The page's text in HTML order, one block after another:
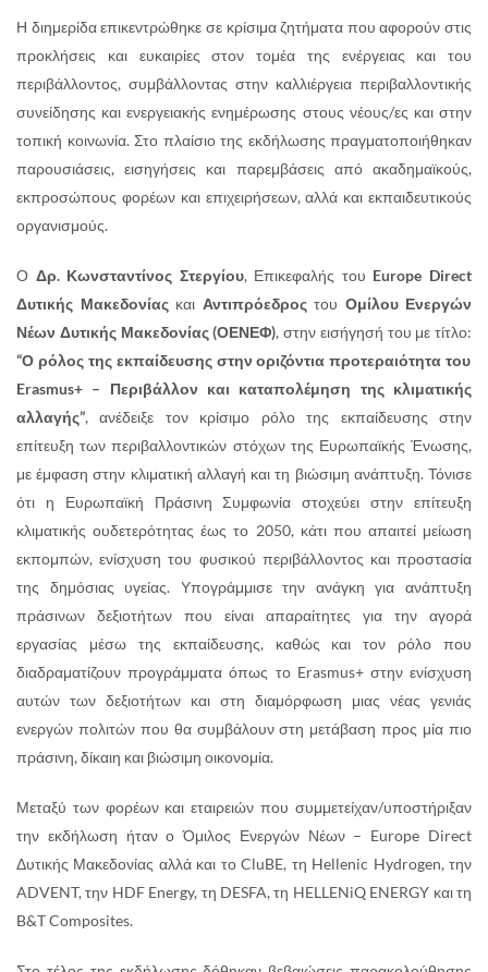
Η διημερίδα επικεντρώθηκε σε κρίσιμα ζητήματα που αφορούν στις
προκλήσεις και ευκαιρίες στον τομέα της ενέργειας και του
περιβάλλοντος, συμβάλλοντας στην καλλιέργεια περιβαλλοντικής
συνείδησης και ενεργειακής ενημέρωσης στους νέους/ες και στην
τοπική κοινωνία. Στο πλαίσιο της εκδήλωσης πραγματοποιήθηκαν
παρουσιάσεις, εισηγήσεις και παρεμβάσεις από ακαδημαϊκούς,
εκπροσώπους φορέων και επιχειρήσεων, αλλά και εκπαιδευτικούς
οργανισμούς.
Ο Δρ. Κωνσταντίνος Στεργίου, Επικεφαλής του Europe Direct
Δυτικής Μακεδονίαςκαι Αντιπρόεδροςτου Ομίλου Ενεργών
Νέων Δυτικής Μακεδονίας (ΟΕΝΕΦ), στην εισήγησή του με τίτλο:
“Ο ρόλος της εκπαίδευσης στην οριζόντια προτεραιότητα του
Erasmus+ – Περιβάλλον και καταπολέμηση της κλιματικής
αλλαγής”, ανέδειξε τον κρίσιμο ρόλο της εκπαίδευσης στην
επίτευξη των περιβαλλοντικών στόχων της Ευρωπαϊκής Ένωσης,
με έμφαση στην κλιματική αλλαγή και τη βιώσιμη ανάπτυξη. Τόνισε
ότι η Ευρωπαϊκή Πράσινη Συμφωνία στοχεύει στην επίτευξη
κλιματικής ουδετερότητας έως το 2050, κάτι που απαιτεί μείωση
εκπομπών, ενίσχυση του φυσικού περιβάλλοντος και προστασία
της δημόσιας υγείας. Υπογράμμισε την ανάγκη για ανάπτυξη
πράσινων δεξιοτήτων που είναι απαραίτητες για την αγορά
εργασίας μέσω της εκπαίδευσης, καθώς και τον ρόλο που
διαδραματίζουν προγράμματα όπως το Erasmus+ στην ενίσχυση
αυτών των δεξιοτήτων και στη διαμόρφωση μιας νέας γενιάς
ενεργών πολιτών που θα συμβάλουν στη μετάβαση προς μία πιο
πράσινη, δίκαιη και βιώσιμη οικονομία.
Μεταξύ των φορέων και εταιρειών που συμμετείχαν/υποστήριξαν
την εκδήλωση ήταν ο Όμιλος Ενεργών Νέων – Europe Direct
Δυτικής Μακεδονίας αλλά και το CluBE, τη Hellenic Hydrogen, την
ADVENT, την HDF Energy, τη DESFA, τη HELLENiQ ENERGY και τη
B&T Composites.